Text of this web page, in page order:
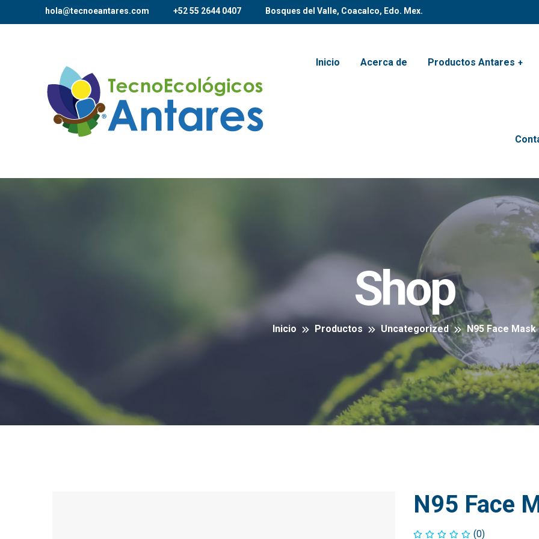
hola@tecnoeantares.com +52 55 2644 0407 Bosques del Valle, Coacalco, Edo. Mex.
Inicio Acerca de Productos Antares
Shop
Inicio Productos Uncategorized N95 Face Mask
N95 Face
(0)